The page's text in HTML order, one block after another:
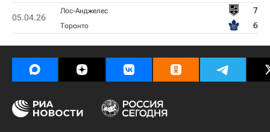
05.04.26
Лос-Анджелес 7
Торонто 6